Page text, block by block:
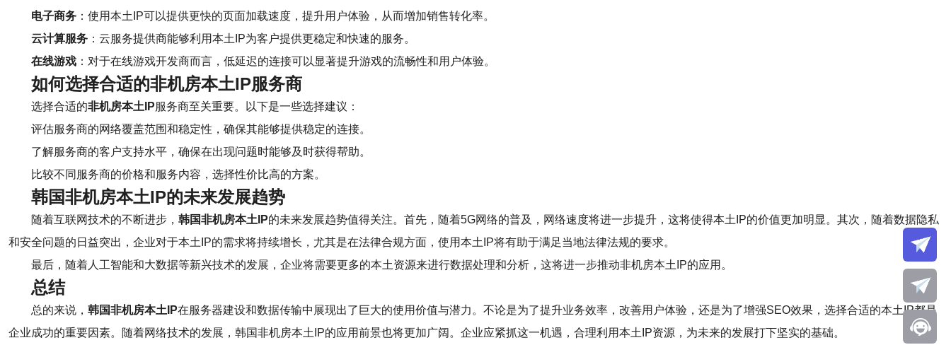
电子商务 ：使用本土IP可以提供更快的页面加载速度，提升用户体验，从而增加销售转化率。
云计算服务 ：云服务提供商能够利用本土IP为客户提供更稳定和快速的服务。
在线游戏 ：对于在线游戏开发商而言，低延迟的连接可以显著提升游戏的流畅性和用户体验。
如何选择合适的非机房本土IP服务商
选择合适的非机房本土IP服务商至关重要。以下是一些选择建议：
评估服务商的网络覆盖范围和稳定性，确保其能够提供稳定的连接。
了解服务商的客户支持水平，确保在出现问题时能够及时获得帮助。
比较不同服务商的价格和服务内容，选择性价比高的方案。
韩国非机房本土IP的未来发展趋势
随着互联网技术的不断进步， 韩国非机房本土IP的未来发展趋势值得关注。首先，随着5G网络的普及，网络速度将进一步提升，这将使得本土IP的价值更加明显。其次，随着数据隐私
和安全问题的日益突出，企业对于本土IP的需求将持续增长，尤其是在法律合规方面，使用本土IP将有助于满足当地法律法规的要求。
最后，随着人工智能和大数据等新兴技术的发展，企业将需要更多的本土资源来进行数据处理和分析，这将进一步推动非机房本土IP的应用。
总结
总的来说， 韩国非机房本土IP在服务器建设和数据传输中展现出了巨大的使用价值与潜力。不论是为了提升业务效率，改善用户体验，还是为了增强SEO效果，选择合适的本土IP都是
企业成功的重要因素。随着网络技术的发展，韩国非机房本土IP的应用前景也将更加广阔。企业应紧抓这一机遇，合理利用本土IP资源，为未来的发展打下坚实的基础。